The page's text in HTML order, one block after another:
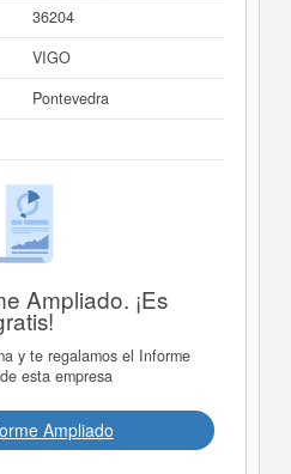
36204
VIGO
Pontevedra
Ampliado. ¡Es
y te regalamos el Informe
esta empresa
Ampliado